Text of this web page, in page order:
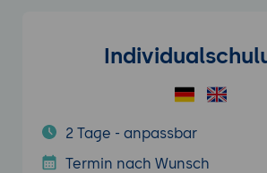
2 Tage - anpassbar
Termin nach Wunsch